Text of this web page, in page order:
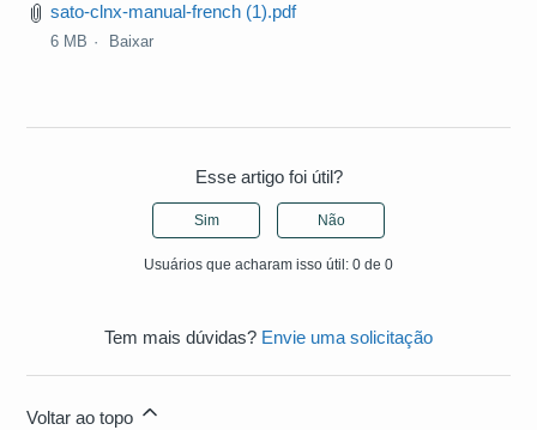
sato-clnx-manual-french (1).pdf
6 MB Baixar
Esse artigo foi útil?
Sim Não
Usuários que acharam isso útil: 0 de 0
Tem mais dúvidas? Envie uma solicitação
Voltar ao topo